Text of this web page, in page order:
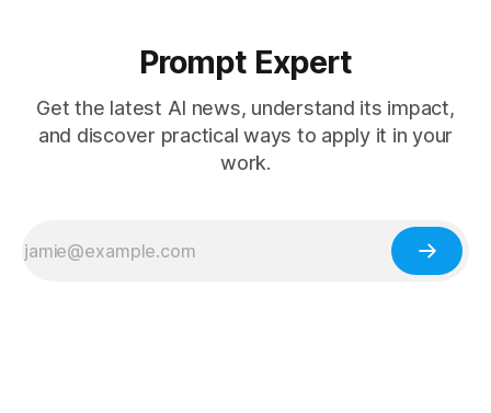
Prompt Expert
Get the latest AI news, understand its impact,
and discover practical ways to apply it in your
work.